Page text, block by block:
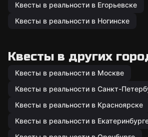
Квесты в реальности в Егорьевске
Квесты в реальности в Ногинске
Квесты в других
Квесты в реальности в Москве
Квесты в реальности в Санкт-
Квесты в реальности в Красноярске
Квесты в реальности в